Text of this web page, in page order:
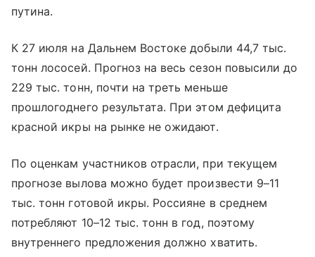
путина.
К 27 июля на Дальнем Востоке добыли 44,7 тыс.
тонн лососей. Прогноз на весь сезон повысили до
229 тыс. тонн, почти на треть меньше
прошлогоднего результата. При этом дефицита
красной икры на рынке не ожидают.
По оценкам участников отрасли, при текущем
прогнозе вылова можно будет произвести 9–11
тыс. тонн готовой икры. Россияне в среднем
потребляют 10–12 тыс. тонн в год, поэтому
внутреннего предложения должно хватить.